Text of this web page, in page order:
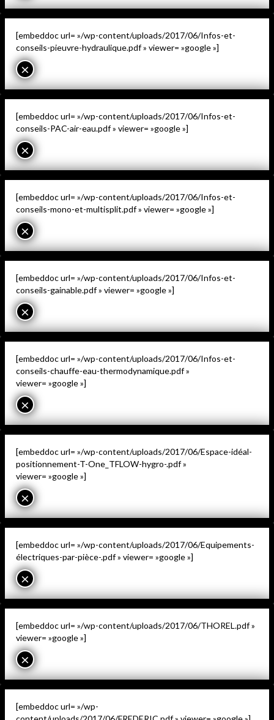
[embeddoc url= »/wp-content/uploads/2017/06/Infos-et-
conseils-pieuvre-hydraulique.pdf » viewer= »google »]
×
[embeddoc url= »/wp-content/uploads/2017/06/Infos-et-
conseils-PAC-air-eau.pdf » viewer= »google »]
×
[embeddoc url= »/wp-content/uploads/2017/06/Infos-et-
conseils-mono-et-multisplit.pdf » viewer= »google »]
×
[embeddoc url= »/wp-content/uploads/2017/06/Infos-et-
conseils-gainable.pdf » viewer= »google »]
×
[embeddoc url= »/wp-content/uploads/2017/06/Infos-et-
conseils-chauffe-eau-thermodynamique.pdf »
viewer= »google »]
×
[embeddoc url= »/wp-content/uploads/2017/06/Espace-idéal-
positionnement-T-One_TFLOW-hygro-.pdf »
viewer= »google »]
×
[embeddoc url= »/wp-content/uploads/2017/06/Equipements-
électriques-par-pièce-.pdf » viewer= »google »]
×
[embeddoc url= »/wp-content/uploads/2017/06/THOREL.pdf »
viewer= »google »]
×
[embeddoc url= »/wp-